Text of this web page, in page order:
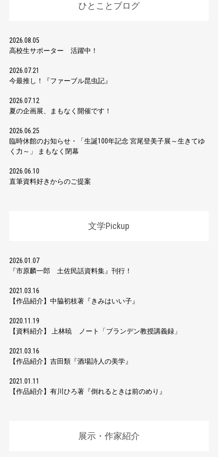
ひとことブログ
2026.08.05
高校生サポーター 活躍中！
2026.07.21
今最推し！『ファーブル昆虫記』
2026.07.12
夏の企画展、まもなく開催です！
2026.06.25
臨時休館のお知らせ・「生誕100年記念 宮尾登美子展～生きてゆ
く力～」 まもなく閉幕
2026.06.10
直筆資料好きからのご提案
文学Pickup
2026.01.07
『市原麟一郎 土佐民話資料集』刊行！
2021.03.16
【作品紹介】中脇初枝著『きみはいい子』
2020.11.19
【資料紹介】 上林暁 ノート「ブランデン教授講義録」
2021.03.16
【作品紹介】吉田類『酒場詩人の美学』
2021.01.11
【作品紹介】有川ひろ著『倒れるときは前のめり』
展示・作家紹介